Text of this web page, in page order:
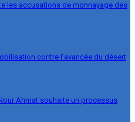
les accusations de monnayage des
contre l’avancée du désert
Ahmat souhaite un processus